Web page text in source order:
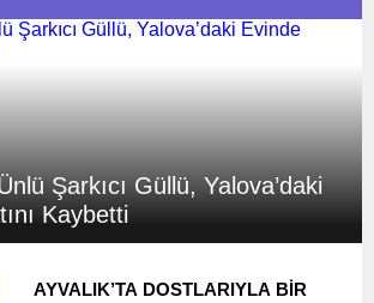
Karşılaşmalar Yükleniyor...
Şarkıcı Güllü, Yalova’daki
Kaybetti
AYVALIK’TA DOSTLARIYLA BİR